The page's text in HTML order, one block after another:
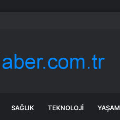
kaybetti
SAĞLIK TEKNOLOJI YAŞAM